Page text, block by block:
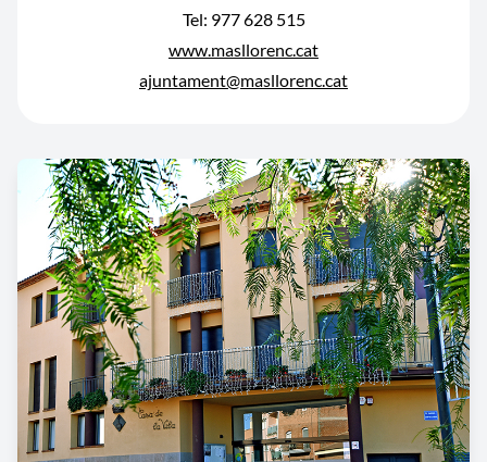
Tel: 977 628 515
www.masllorenc.cat
ajuntament@masllorenc.cat